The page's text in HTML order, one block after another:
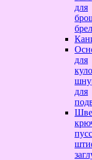
для
для
для